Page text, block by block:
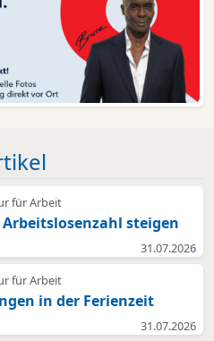
für Arbeit
steigen
31.07.2026
für Arbeit
in der Ferienzeit
31.07.2026